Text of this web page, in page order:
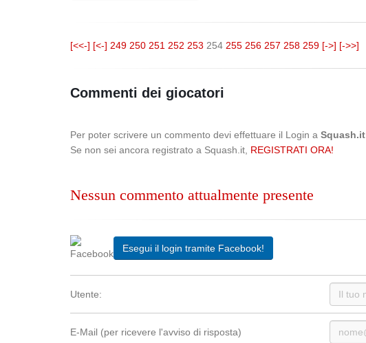
[<<-] [<-] 249 250 251 252 253 254 255 256 257 258 259 [->] [->>]
Commenti dei giocatori
Per poter scrivere un commento devi effettuare il Login a Squash.it
Se non sei ancora registrato a Squash.it, REGISTRATI ORA!
Nessun commento attualmente presente
Esegui il login tramite Facebook!
Utente:
E-Mail (per ricevere l'avviso di risposta)